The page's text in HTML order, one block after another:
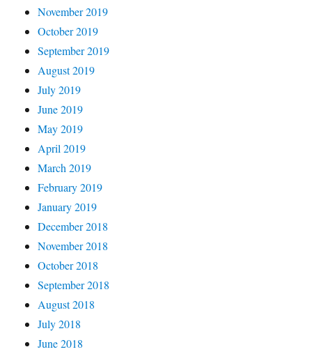
November 2019
October 2019
September 2019
August 2019
July 2019
June 2019
May 2019
April 2019
March 2019
February 2019
January 2019
December 2018
November 2018
October 2018
September 2018
August 2018
July 2018
June 2018